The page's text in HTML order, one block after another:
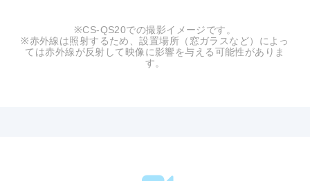
※CS-QS20での撮影イメージです。
※赤外線は照射するため、設置場所（窓ガラスなど）によっ
ては赤外線が反射して映像に影響を与える可能性がありま
す。